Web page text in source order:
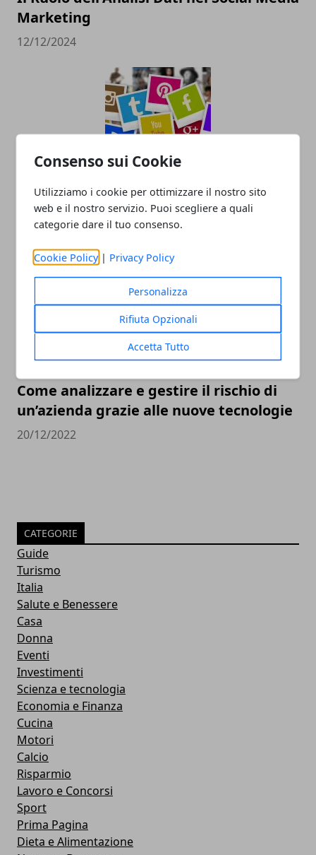
Consenso sui Cookie
Utilizziamo i cookie per ottimizzare il nostro sito
web e il nostro servizio. Puoi scegliere a quali
categorie dare il tuo consenso.
Cookie Policy | Privacy Policy
Personalizza
Rifiuta Opzionali
Accetta Tutto
Marketing
12/12/2024
Pubblicità sui social: come farla e
perché è importante
Come analizzare e gestire il rischio di
un’azienda grazie alle nuove tecnologie
20/12/2022
CATEGORIE
Guide
Turismo
Italia
Salute e Benessere
Casa
Donna
Eventi
Investimenti
Scienza e tecnologia
Economia e Finanza
Cucina
Motori
Calcio
Risparmio
Lavoro e Concorsi
Sport
Prima Pagina
Dieta e Alimentazione